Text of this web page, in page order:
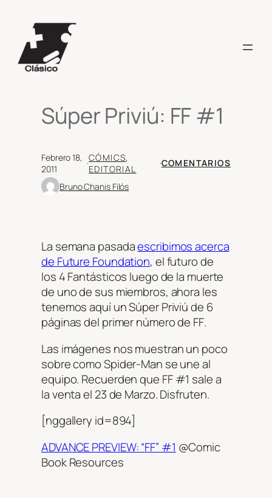
contenido
Súper Priviú: FF #1
Febrero 18,
2011
·CÓMICS
EDITORIAL
·COMENTARIOS
Bruno Chanis Filós
La semana pasadaescribimos acerca
de Future Foundation, el futuro de
los 4 Fantásticos luego de la muerte
de uno de sus miembros, ahora les
tenemos aquí un Súper Priviú de 6
páginas del primer número de FF.
Las imágenes nos muestran un poco
sobre como Spider-Man se une al
equipo. Recuerden que FF #1 sale a
la venta el 23 de Marzo. Disfruten.
[nggallery id=894]
ADVANCE PREVIEW: “FF” #1 @Comic
Book Resources